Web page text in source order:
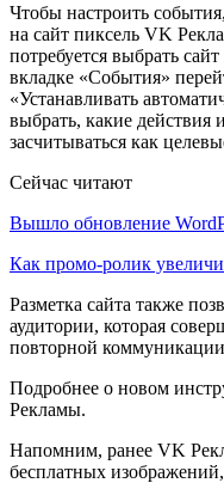
Чтобы настроить
на сайт пиксель VK
потребуется выбрать
вкладке «События»
«Устанавливать
выбрать, какие
засчитываться как
Сейчас читают
Вышло обновление
Как промо-ролик
Разметка сайта также
аудитории, которая
повторной
Подробнее о новом
Рекламы.
Напомним, ранее VK
бесплатных